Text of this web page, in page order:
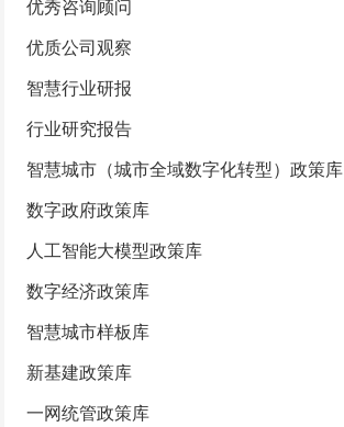
优秀咨询顾问
优质公司观察
智慧行业研报
行业研究报告
智慧城市（城市全域数字化转型）政策库
数字政府政策库
人工智能大模型政策库
数字经济政策库
智慧城市样板库
新基建政策库
一网统管政策库